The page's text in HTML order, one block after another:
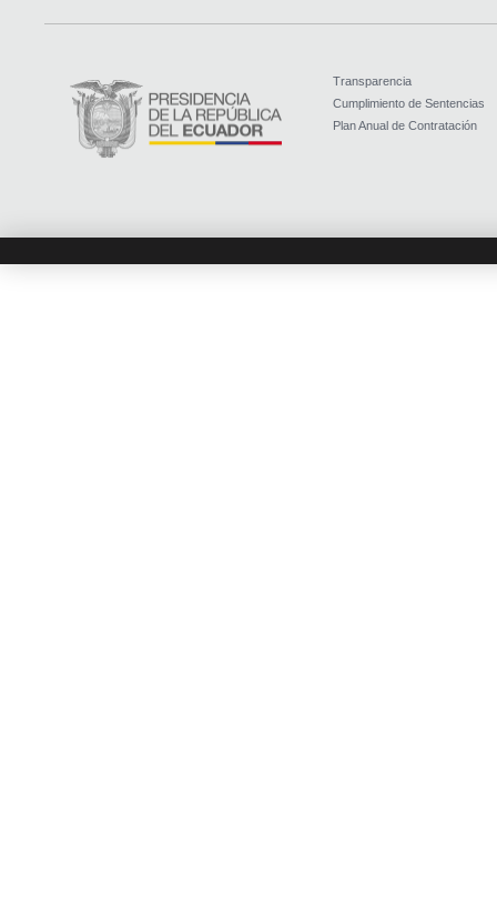
Transparencia
Cumplimiento de Sentencias
Plan Anual de Contratación